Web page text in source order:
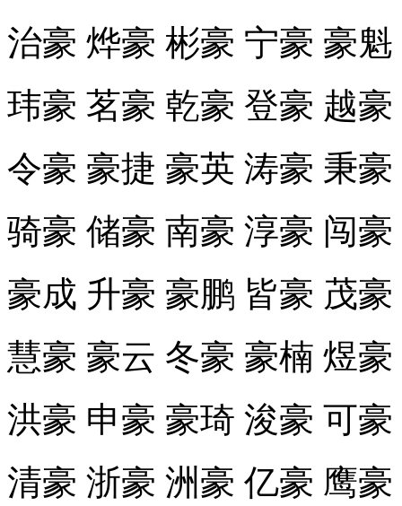
治豪 烨豪 彬豪 宁豪 豪
玮豪 茗豪 乾豪 登豪 越
令豪 豪捷 豪英 涛豪 秉
骑豪 储豪 南豪 淳豪 闯
豪成 升豪 豪鹏 皆豪 茂
慧豪 豪云 冬豪 豪楠 煜
洪豪 申豪 豪琦 浚豪 可
清豪 浙豪 洲豪 亿豪 鹰